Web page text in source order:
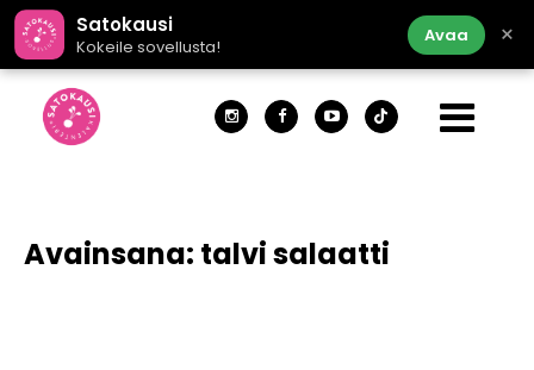
Satokausi
Kokeile sovellusta!
Avaa ×
Avainsana: talvi salaatti